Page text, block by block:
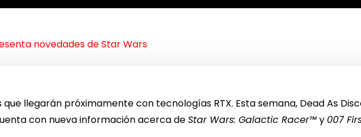
novedades de Star Wars
que llegarán próximamente con tecnologías RTX. Esta semana, Dead As
con nueva información acerca deStar Wars: Galactic Racer™y 007